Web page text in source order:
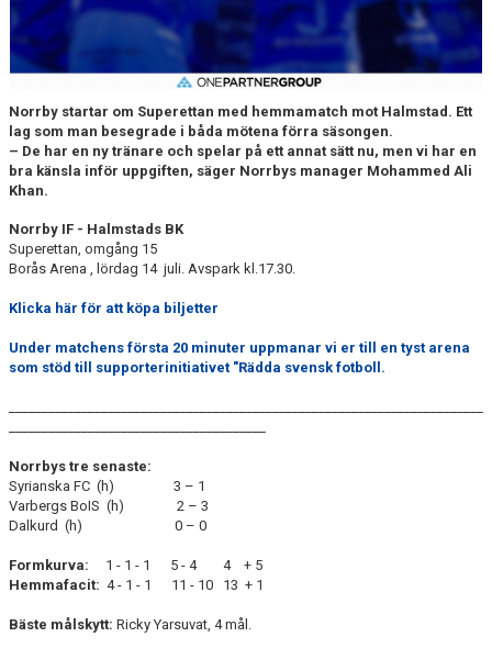
BILDER 2025
TABELL ETTAN SÖDRA 2025
Norrby startar om Superettan med hemmamatch mot Halmstad. Ett
lag som man besegrade i båda mötena förra säsongen.
– De har en ny tränare och spelar på ett annat sätt nu, men vi har en
bra känsla inför uppgiften, säger Norrbys manager Mohammed Ali
Khan.
Norrby IF - Halmstads BK
Superettan, omgång 15
Borås Arena , lördag 14 juli. Avspark kl.17.30.
Klicka här för att köpa biljetter
Under matchens första 20 minuter uppmanar vi er till en tyst arena
som stöd till supporterinitiativet "Rädda svensk fotboll.
Norrbys tre senaste:
Syrianska FC (h) 3 – 1
Varbergs BoIS (h) 2 – 3
Dalkurd (h) 0 – 0
Formkurva: 1 - 1 - 1 5 - 4 4 + 5
Hemmafacit: 4 - 1 - 1 11 - 10 13 + 1
Bäste målskytt: Ricky Yarsuvat, 4 mål.